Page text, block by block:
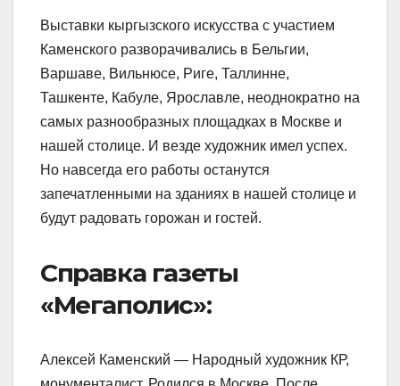
Выставки кыргызского искусства с участием
Каменского разворачивались в Бельгии,
Варшаве, Вильнюсе, Риге, Таллинне,
Ташкенте, Кабуле, Ярославле, неоднократно на
самых разнообразных площадках в Москве и
нашей столице. И везде художник имел успех.
Но навсегда его работы останутся
запечатленными на зданиях в нашей столице и
будут радовать горожан и гостей.
Справка газеты
«Мегаполис»:
Алексей Каменский — Народный художник КР,